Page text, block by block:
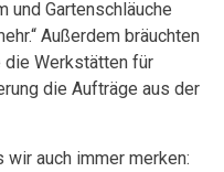
und Gartenschläuche
Außerdem bräuchten
Werkstätten für
die Aufträge aus der
wir auch immer merken: